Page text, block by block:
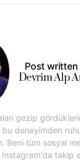
Post written
Devrim Alp
gezip
deneyimden
Beni tüm sosyal
Instagram'da takip